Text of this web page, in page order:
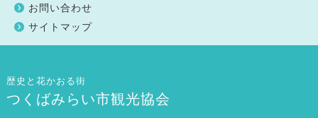
お問い合わせ
サイトマップ
歴史と花かおる街
つくばみらい市観光協会